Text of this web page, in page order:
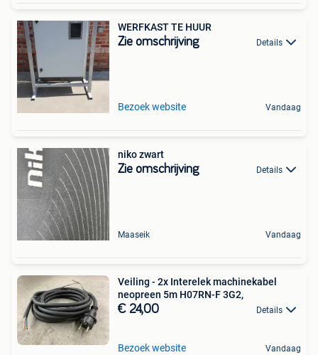
WERFKAST TE HUUR
Zie omschrijving Details
Bezoek website Vandaag
niko zwart
Zie omschrijving Details
Maaseik Vandaag
Veiling - 2x Interelek machinekabel
neopreen 5m H07RN-F 3G2,
€ 24,00 Details
Bezoek website Vandaag